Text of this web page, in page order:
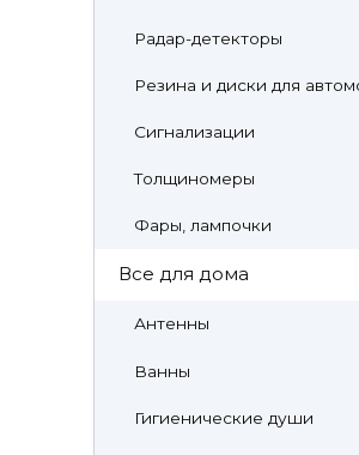
Радар-детекторы
Резина и диски для
Сигнализации
Толщиномеры
Фары, лампочки
Все для дома
Антенны
Ванны
Гигиенические души